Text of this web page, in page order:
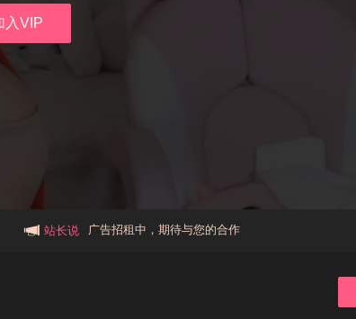
入VIP
站长说 广告招租中，期待与您的合作